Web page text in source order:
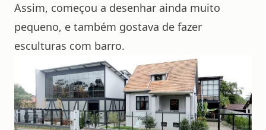
Assim, começou a desenhar ainda muito
pequeno, e também gostava de fazer
esculturas com barro.